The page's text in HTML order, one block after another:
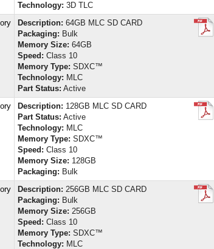
Technology: 3D TLC
Description: 64GB MLC SD CARD
Packaging: Bulk
Memory Size: 64GB
Speed: Class 10
Memory Type: SDXC™
Technology: MLC
Part Status: Active
Description: 128GB MLC SD CARD
Part Status: Active
Technology: MLC
Memory Type: SDXC™
Speed: Class 10
Memory Size: 128GB
Packaging: Bulk
Description: 256GB MLC SD CARD
Packaging: Bulk
Memory Size: 256GB
Speed: Class 10
Memory Type: SDXC™
Technology: MLC